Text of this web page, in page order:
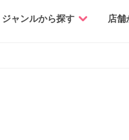
ジャンルから探す 店舗